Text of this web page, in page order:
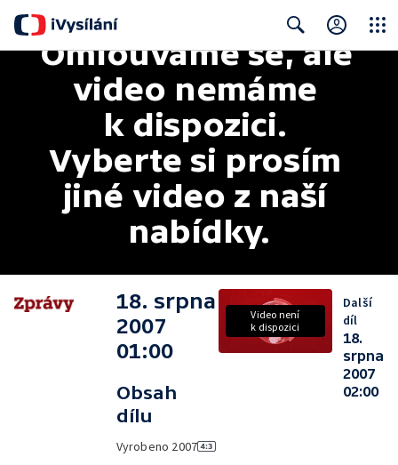
Search
Omlouváme se, ale
video nemáme
k dispozici.
Vyberte si prosím
jiné video z naší
nabídky.
18. srpna
2007
01:00
Obsah
dílu
Vyrobeno 2007
Video není
k dispozici
Další
díl
18.
srpna
2007
02:00